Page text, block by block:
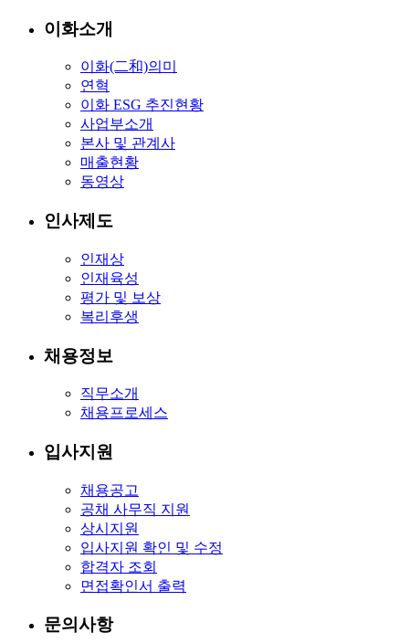
이화소개
이화(二和)의미
연혁
이화 ESG 추진현황
사업부소개
본사 및 관계사
매출현황
동영상
인사제도
인재상
인재육성
평가 및 보상
복리후생
채용정보
직무소개
채용프로세스
입사지원
채용공고
공채 사무직 지원
상시지원
입사지원 확인 및 수정
합격자 조회
면접확인서 출력
문의사항